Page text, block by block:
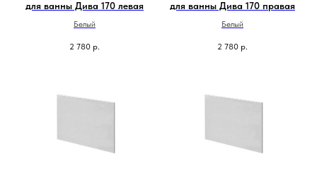
для ванны Дива 170 левая
Белый
2 780 р.
для ванны Дива 170 правая
Белый
2 780 р.